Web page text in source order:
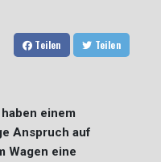
Teilen Teilen
einem
Anspruch auf
Wagen eine